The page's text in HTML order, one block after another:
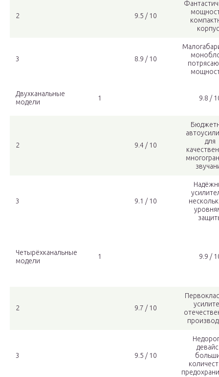
2 9.5 / 10
3 8.9 / 10
Двухканальные
модели
1 9.8 /
2 9.4 / 10
для
3 9.1 / 10
Четырёхканальные
модели
1 9.9 /
2 9.7 / 10
3 9.5 / 10